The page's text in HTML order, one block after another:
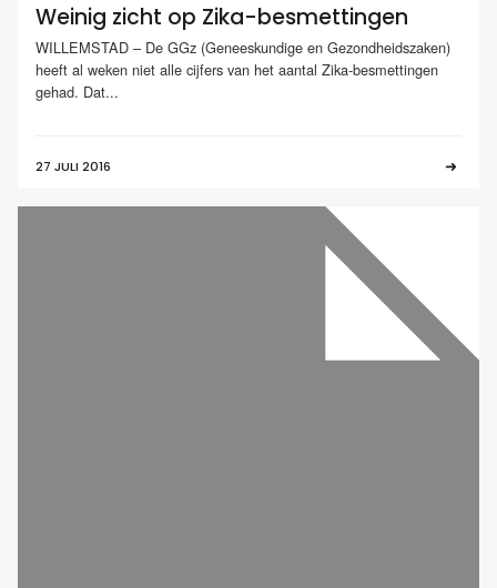
Weinig zicht op Zika-besmettingen
WILLEMSTAD – De GGz (Geneeskundige en Gezondheidszaken)
heeft al weken niet alle cijfers van het aantal Zika-besmettingen
gehad. Dat...
27 JULI 2016